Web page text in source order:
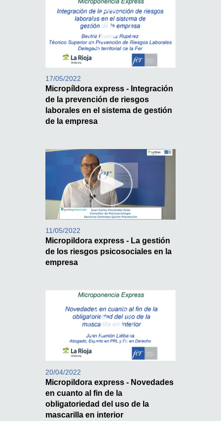
17/05/2022
Micropíldora express - Integración
de la prevención de riesgos
laborales en el sistema de gestión
de la empresa
11/05/2022
Micropildora express - La gestión
de los riesgos psicosociales en la
empresa
20/04/2022
Micropildora express - Novedades
en cuanto al fin de la
obligatoriedad del uso de la
mascarilla en interior